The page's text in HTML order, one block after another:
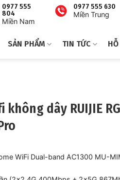
0977 555
804
Miền Nam
0977 555 630
Miền Trung
SẢN PHẨM TIN TỨC
không dây RUIJIE
WiFi Dual-band AC1300 MU-